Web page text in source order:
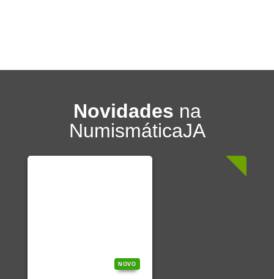
Novidades na
NumismáticaJA
NOVO